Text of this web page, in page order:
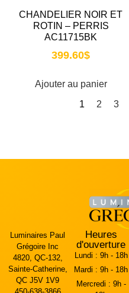
CHANDELIER NOIR ET
ROTIN – PERRIS
AC11715BK
399.60$
Ajouter au panier
1
2 3
Luminaires Paul
Grégoire Inc
4820, QC-132,
Sainte-Catherine,
QC J5V 1V9
Heures
d'ouverture
Lundi : 9h - 18h
Mardi : 9h - 18h
Mercredi : 9h -